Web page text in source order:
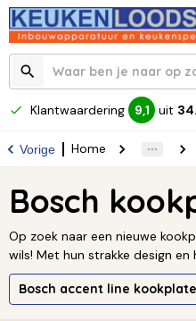
Klantwaardering 9,1 uit
Vorige Home
Bosch
Op zoek naar een nieuwe
wils! Met hun strakke design
ze in elke keuken. Of je nu
wokbrander of de voorkeur
Bosch accent line